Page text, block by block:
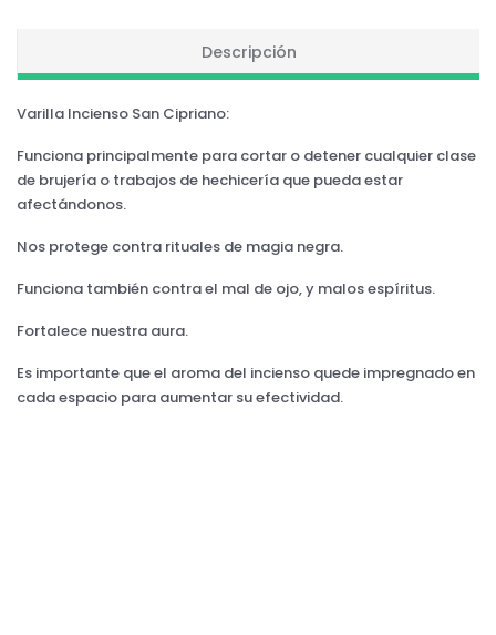
Descripción
Varilla Incienso San Cipriano:
Funciona principalmente para cortar o detener cualquier clase
de brujería o trabajos de hechicería que pueda estar
afectándonos.
Nos protege contra rituales de magia negra.
Funciona también contra el mal de ojo, y malos espíritus.
Fortalece nuestra aura.
Es importante que el aroma del incienso quede impregnado en
cada espacio para aumentar su efectividad.